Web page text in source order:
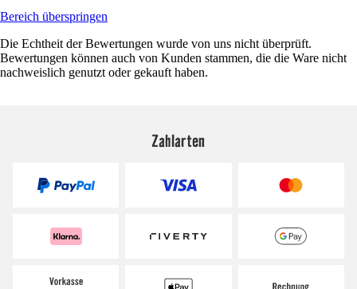
Bereich überspringen
Die Echtheit der Bewertungen wurde von uns nicht überprüft.
Bewertungen können auch von Kunden stammen, die die Ware nicht
nachweislich genutzt oder gekauft haben.
Zahlarten